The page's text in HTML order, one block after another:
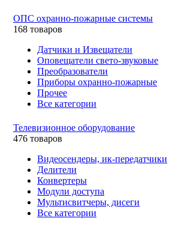
ОПС охранно-пожарные системы
168 товаров
Датчики и Извещатели
Оповещатели свето-звуковые
Преобразователи
Приборы охранно-пожарные
Прочее
Все категории
Телевизионное оборудование
476 товаров
Видеосендеры, ик-передатчики
Делители
Конвертеры
Модули доступа
Мультисвитчеры, дисеги
Все категории